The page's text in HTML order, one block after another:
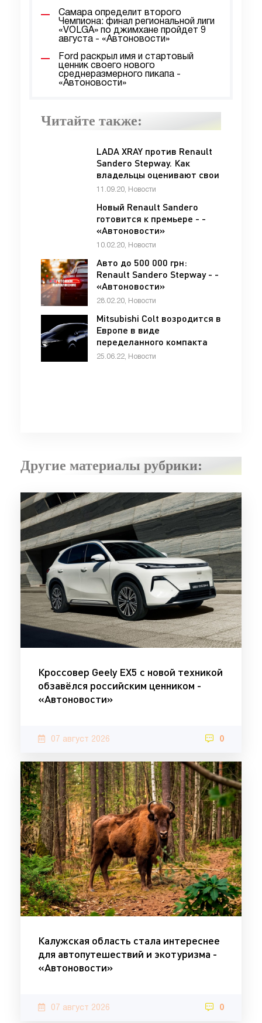
Самара определит второго
Чемпиона: финал региональной лиги
«VOLGA» по джимхане пройдет 9
августа - «Автоновости»
Ford раскрыл имя и стартовый
ценник своего нового
среднеразмерного пикапа -
«Автоновости»
Читайте также:
LADA XRAY против Renault
Sandero Stepway. Как
владельцы оценивают свои
авто? - «LADA»
11.09.20, Новости
Новый Renault Sandero
готовится к премьере - -
«Автоновости»
10.02.20, Новости
Авто до 500 000 грн:
Renault Sandero Stepway - -
«Автоновости»
28.02.20, Новости
Mitsubishi Colt возродится в
Европе в виде
переделанного компакта
Renault - «Mitsubishi»
25.06.22, Новости
Другие материалы рубрики:
Кроссовер Geely EX5 с новой техникой
обзавёлся российским ценником -
«Автоновости»
07 август 2026 0
Калужская область стала интереснее
для автопутешествий и экотуризма -
«Автоновости»
07 август 2026 0